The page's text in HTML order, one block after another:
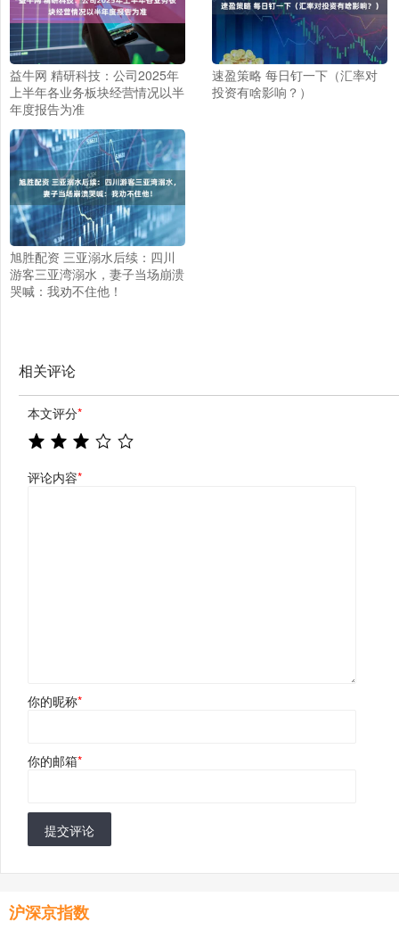
益牛网 精研科技：公司2025年
上半年各业务板块经营情况以半
年度报告为准
速盈策略 每日钉一下（汇率对
投资有啥影响？）
旭胜配资 三亚溺水后续：四川
游客三亚湾溺水，妻子当场崩溃
哭喊：我劝不住他！
相关评论
本文评分*
评论内容*
你的昵称*
你的邮箱*
提交评论
沪深京指数